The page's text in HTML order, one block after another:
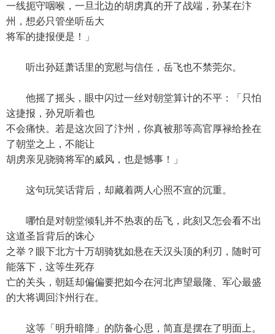
一线扼守咽喉，一旦北边的胡虏真的开了战端，孙某在汴
州，想必只管坐听岳大
将军的捷报便是！」
听出孙廷萧话里的宽慰与信任，岳飞也不禁莞尔。
他摇了摇头，眼中闪过一丝对朝堂算计的不平：「只怕
这捷报，孙兄听着也
不会痛快。若是这次回了汴州，你真被那等高官厚禄给拴在
了朝堂之上，不能让
胡虏亲见骁骑将军的威风，也是憾事！」
这句玩笑话背后，却藏着两人心照不宣的沉重。
哪怕是对朝堂倾轧并不热衷的岳飞，此刻又怎会看不出
这道圣旨背后的诛心
之举？眼下北方十万胡骑犹如悬在天汉头顶的利刃，随时可
能落下，这等生死存
亡的关头，朝廷却偏偏要把如今在河北声望最隆、军心最盛
的大将调回汴州行在。
这等「明升暗降」的防备心思，简直是摆在了明面上。